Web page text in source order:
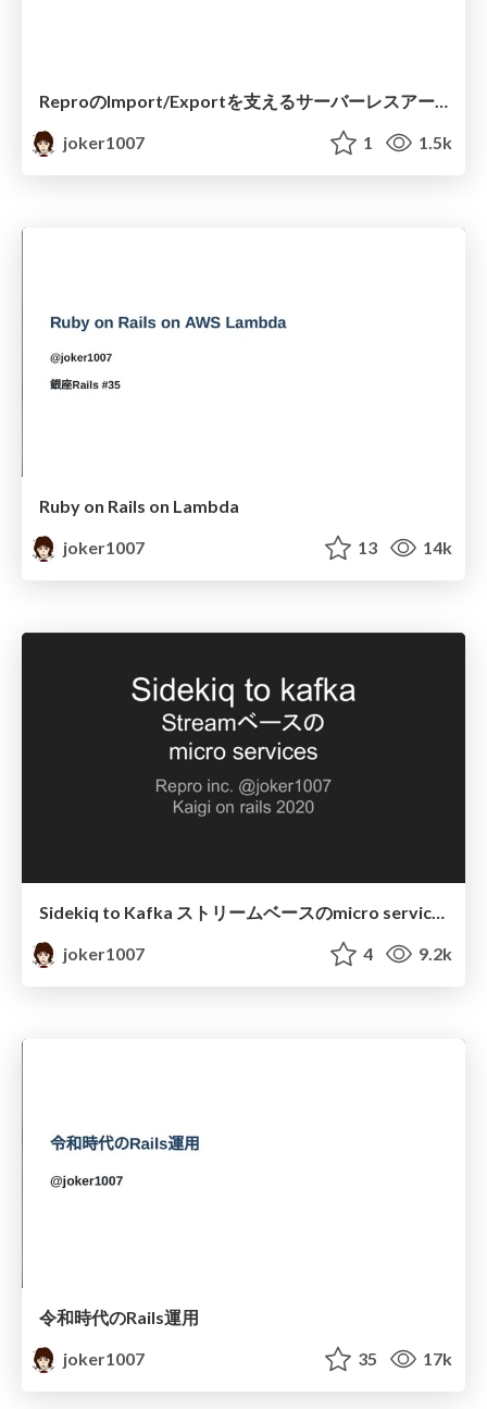
ReproのImport/Exportを支えるサーバーレスアーキテクチャ
joker1007
1 1.5k
Ruby on Rails on Lambda
joker1007
13 14k
joker1007
4 9.2k
令和時代のRails運用
joker1007
35 17k